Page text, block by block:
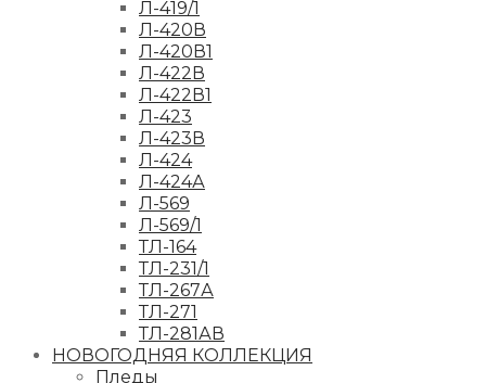
Л-419/1
Л-420В
Л-420В1
Л-422В
Л-422В1
Л-423
Л-423В
Л-424
Л-424А
Л-569
Л-569/1
ТЛ-164
ТЛ-231/1
ТЛ-267А
ТЛ-271
ТЛ-281АВ
НОВОГОДНЯЯ КОЛЛЕКЦИЯ
Пледы